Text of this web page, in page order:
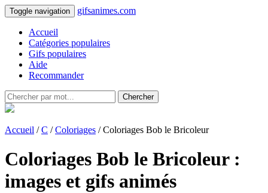
Toggle navigation gifsanimes.com
Accueil
Catégories populaires
Gifs populaires
Aide
Recommander
Chercher
Accueil /C /Coloriages / Coloriages Bob le Bricoleur
Coloriages Bob le Bricoleur :
images et gifs animés